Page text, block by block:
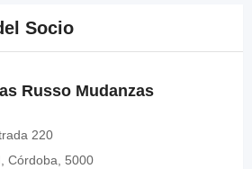
Socio
Russo Mudanzas
220
Córdoba, 5000